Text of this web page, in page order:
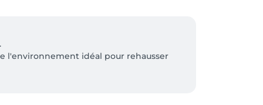
l'environnement idéal pour rehausser